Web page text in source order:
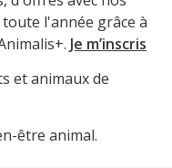
l'année grâce à
Je m’inscris
et animaux de
être animal.